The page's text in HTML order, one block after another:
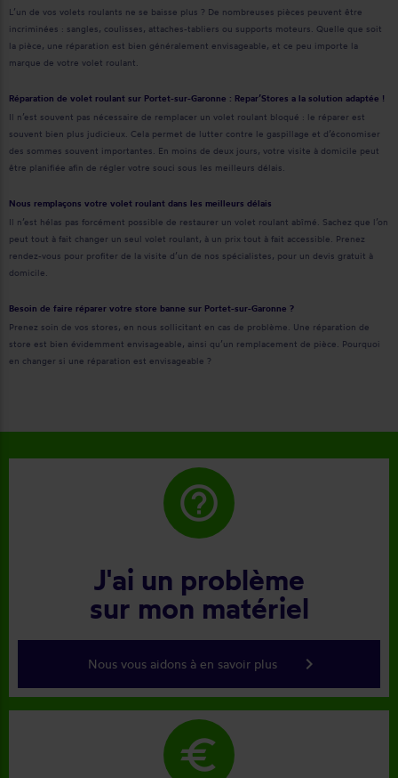
L’un de vos volets roulants ne se baisse plus ? De nombreuses pièces peuvent être
incriminées : sangles, coulisses, attaches-tabliers ou supports moteurs. Quelle que soit
la pièce, une réparation est bien généralement envisageable, et ce peu importe la
marque de votre volet roulant.
Réparation de volet roulant sur Portet-sur-Garonne : Repar’Stores a la solution adaptée !
Il n’est souvent pas nécessaire de remplacer un volet roulant bloqué : le réparer est
souvent bien plus judicieux. Cela permet de lutter contre le gaspillage et d’économiser
des sommes souvent importantes. En moins de deux jours, votre visite à domicile peut
être planifiée afin de régler votre souci sous les meilleurs délais.
Nous remplaçons votre volet roulant dans les meilleurs délais
Il n’est hélas pas forcément possible de restaurer un volet roulant abîmé. Sachez que l’on
peut tout à fait changer un seul volet roulant, à un prix tout à fait accessible. Prenez
rendez-vous pour profiter de la visite d’un de nos spécialistes, pour un devis gratuit à
domicile.
Besoin de faire réparer votre store banne sur Portet-sur-Garonne ?
Prenez soin de vos stores, en nous sollicitant en cas de problème. Une réparation de
store est bien évidemment envisageable, ainsi qu’un remplacement de pièce. Pourquoi
en changer si une réparation est envisageable ?
help_outline
J'ai un problème
sur mon matériel
Nous vous aidons à en savoir plus keyboard_arrow_right
euro